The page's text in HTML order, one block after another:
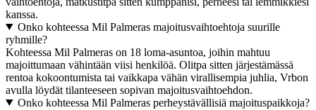
kanssa.
Onko kohteessa Mil Palmeras majoitusvaihtoehtoja suurille
ryhmille?
Kohteessa Mil Palmeras on 18 loma-asuntoa, joihin mahtuu
majoittumaan vähintään viisi henkilöä. Olitpa sitten järjestämässä
rentoa kokoontumista tai vaikkapa vähän virallisempia juhlia, Vrbon
avulla löydät tilanteeseen sopivan majoitusvaihtoehdon.
Onko kohteessa Mil Palmeras perheystävällisiä majoituspaikkoja?